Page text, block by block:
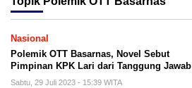
Nasional
Polemik OTT Basarnas, Novel Sebut
Pimpinan KPK Lari dari Tanggung Jawab
Sabtu, 29 Juli 2023 - 15:39 WITA